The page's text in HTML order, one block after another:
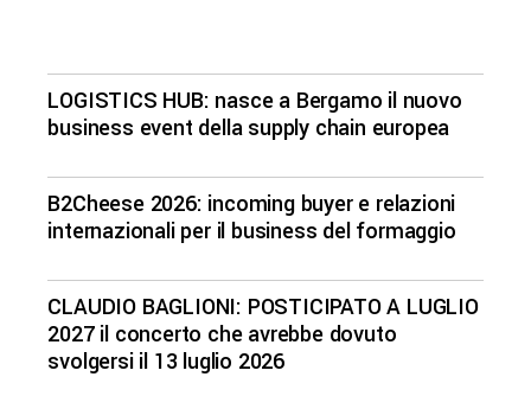
LOGISTICS HUB: nasce a Bergamo il nuovo
business event della supply chain europea
B2Cheese 2026: incoming buyer e relazioni
internazionali per il business del formaggio
CLAUDIO BAGLIONI: POSTICIPATO A LUGLIO
2027 il concerto che avrebbe dovuto
svolgersi il 13 luglio 2026